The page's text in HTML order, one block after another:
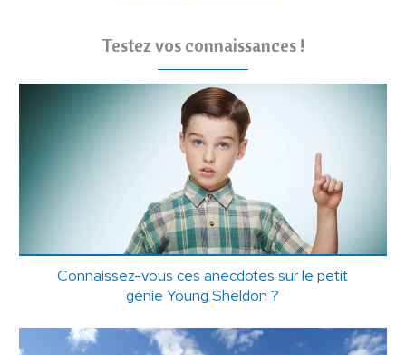
Testez vos connaissances !
Connaissez-vous ces anecdotes sur le petit
génie Young Sheldon ?